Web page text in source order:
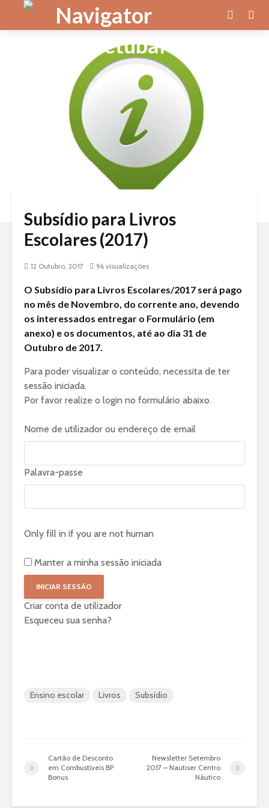
Subsídio para Livros
Escolares (2017)
12 Outubro, 2017 96 visualizações
O Subsídio para Livros Escolares/2017 será pago
no mês de Novembro, do corrente ano, devendo
os interessados entregar o Formulário (em
anexo) e os documentos, até ao dia 31 de
Outubro de 2017.
Para poder visualizar o conteúdo, necessita de ter
sessão iniciada.
Por favor realize o login no formulário abaixo.
Nome de utilizador ou endereço de email
Palavra-passe
Only fill in if you are not human
Manter a minha sessão iniciada
Criar conta de utilizador
Esqueceu sua senha?
Ensino escolar Livros Subsídio
Cartão de Desconto
em Combustíveis BP
Bonus
Newsletter Setembro
2017 – Nautiser Centro
Náutico